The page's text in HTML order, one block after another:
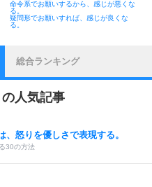
命令系でお願いするから、感じが悪くな
る。
疑問形でお願いすれば、感じが良くな
る。
総合ランキング
の人気記事
、怒りを優しさで表現する。
30の方法